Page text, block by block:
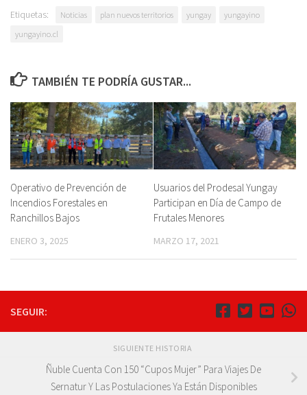
Etiquetas: Noticias plan nuevos territorios yungay
yungayino
yungayino.cl
TAMBIÉN TE PODRÍA GUSTAR...
Operativo de Prevención de
Incendios Forestales en
Ranchillos Bajos
ENERO 3, 2025
Usuarios del Prodesal Yungay
Participan en Día de Campo de
Frutales Menores
MARZO 17, 2021
SEGUIR:
SIGUIENTE HISTORIA
Ñuble Cuenta Con 150 “Cupos Mujer” Para Viajes De
Sernatur Y Las Postulaciones Ya Están Disponibles